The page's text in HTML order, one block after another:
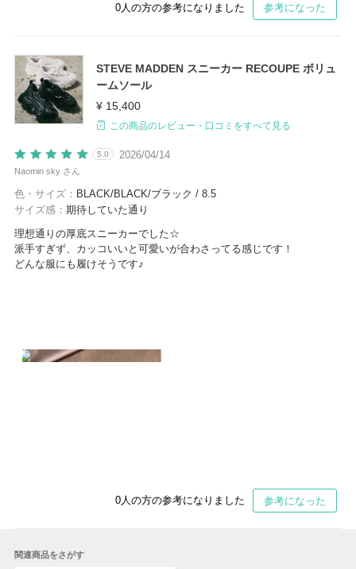
0 人の方の参考になりました 参考になった
STEVE MADDEN スニーカー RECOUPE ボリュ
ームソール
¥ 15,400
この商品のレビュー・口コミをすべて見る
2026/04/14
5.0
Naomin sky さん
色・サイズ： BLACK/BLACK/ブラック / 8.5
サイズ感： 期待していた通り
理想通りの厚底スニーカーでした☆
派手すぎず、カッコいいと可愛いが合わさってる感じです！
どんな服にも履けそうです♪
0人の方の参考になりました 参考になった
関連商品をさがす